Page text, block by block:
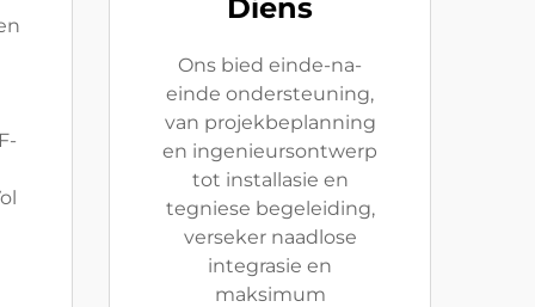
Diens
Ons bied einde-na-
einde ondersteuning,
van projekbeplanning
en ingenieursontwerp
tot installasie en
tegniese begeleiding,
verseker naadlose
integrasie en
maksimum